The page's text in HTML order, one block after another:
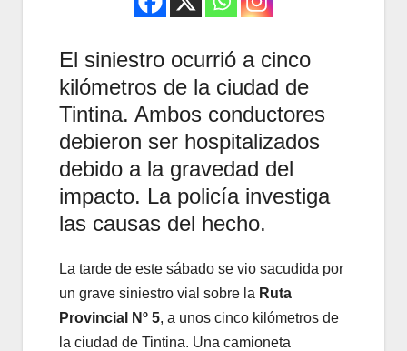
El siniestro ocurrió a cinco
kilómetros de la ciudad de
Tintina. Ambos conductores
debieron ser hospitalizados
debido a la gravedad del
impacto. La policía investiga
las causas del hecho.
La tarde de este sábado se vio sacudida por
un grave siniestro vial sobre la Ruta
Provincial Nº 5, a unos cinco kilómetros de
la ciudad de Tintina. Una camioneta